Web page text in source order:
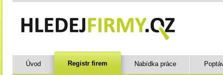
Úvod Registr firem Nabídka práce